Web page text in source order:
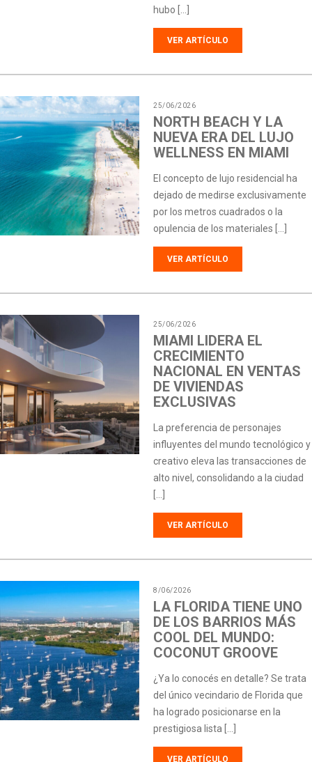
hubo […]
VER ARTÍCULO
25/06/2026
NORTH BEACH Y LA
NUEVA ERA DEL LUJO
WELLNESS EN MIAMI
El concepto de lujo residencial ha
dejado de medirse exclusivamente
por los metros cuadrados o la
opulencia de los materiales […]
VER ARTÍCULO
25/06/2026
MIAMI LIDERA EL
CRECIMIENTO
NACIONAL EN VENTAS
DE VIVIENDAS
EXCLUSIVAS
La preferencia de personajes
influyentes del mundo tecnológico y
creativo eleva las transacciones de
alto nivel, consolidando a la ciudad
[…]
VER ARTÍCULO
8/06/2026
LA FLORIDA TIENE UNO
DE LOS BARRIOS MÁS
COOL DEL MUNDO:
COCONUT GROOVE
¿Ya lo conocés en detalle? Se trata
del único vecindario de Florida que
ha logrado posicionarse en la
prestigiosa lista […]
VER ARTÍCULO